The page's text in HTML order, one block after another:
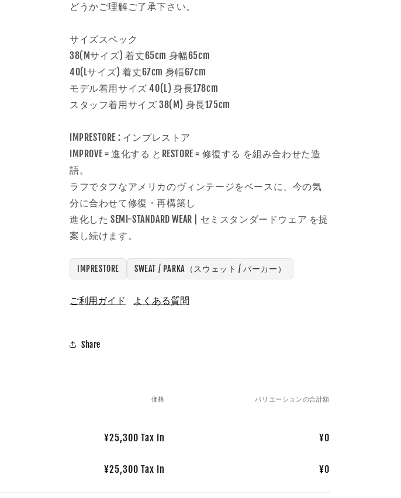
どうかご理解ご了承下さい。
サイズスペック
38(Mサイズ) 着丈65cm 身幅65cm
40(Lサイズ) 着丈67cm 身幅67cm
モデル着用サイズ 40(L) 身長178cm
スタッフ着用サイズ 38(M) 身長175cm
IMPRESTORE : インプレストア
IMPROVE = 進化する とRESTORE = 修復する を組み合わせた造
語。
ラフでタフなアメリカのヴィンテージをベースに、今の気
分に合わせて修復・再構築し
進化した SEMI-STANDARD WEAR | セミスタンダードウェア を提
案し続けます。
IMPRESTORE SWEAT / PARKA（スウェット / パーカー）
ご利用ガイド よくある質問
Share
価格 バリエーションの合計額
¥25,300 Tax In ¥0
¥25,300 Tax In
¥0